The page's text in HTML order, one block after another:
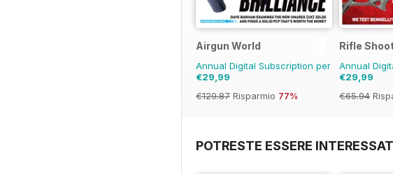
Airgun World
Annual Digital Subscription per
€29,99
€129.87 Risparmio 77%
Rifle
Annual
€29,99
€65.94
POTRESTE ESSERE